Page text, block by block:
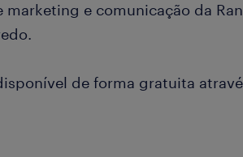
marketing e comunicação da
de forma gratuita